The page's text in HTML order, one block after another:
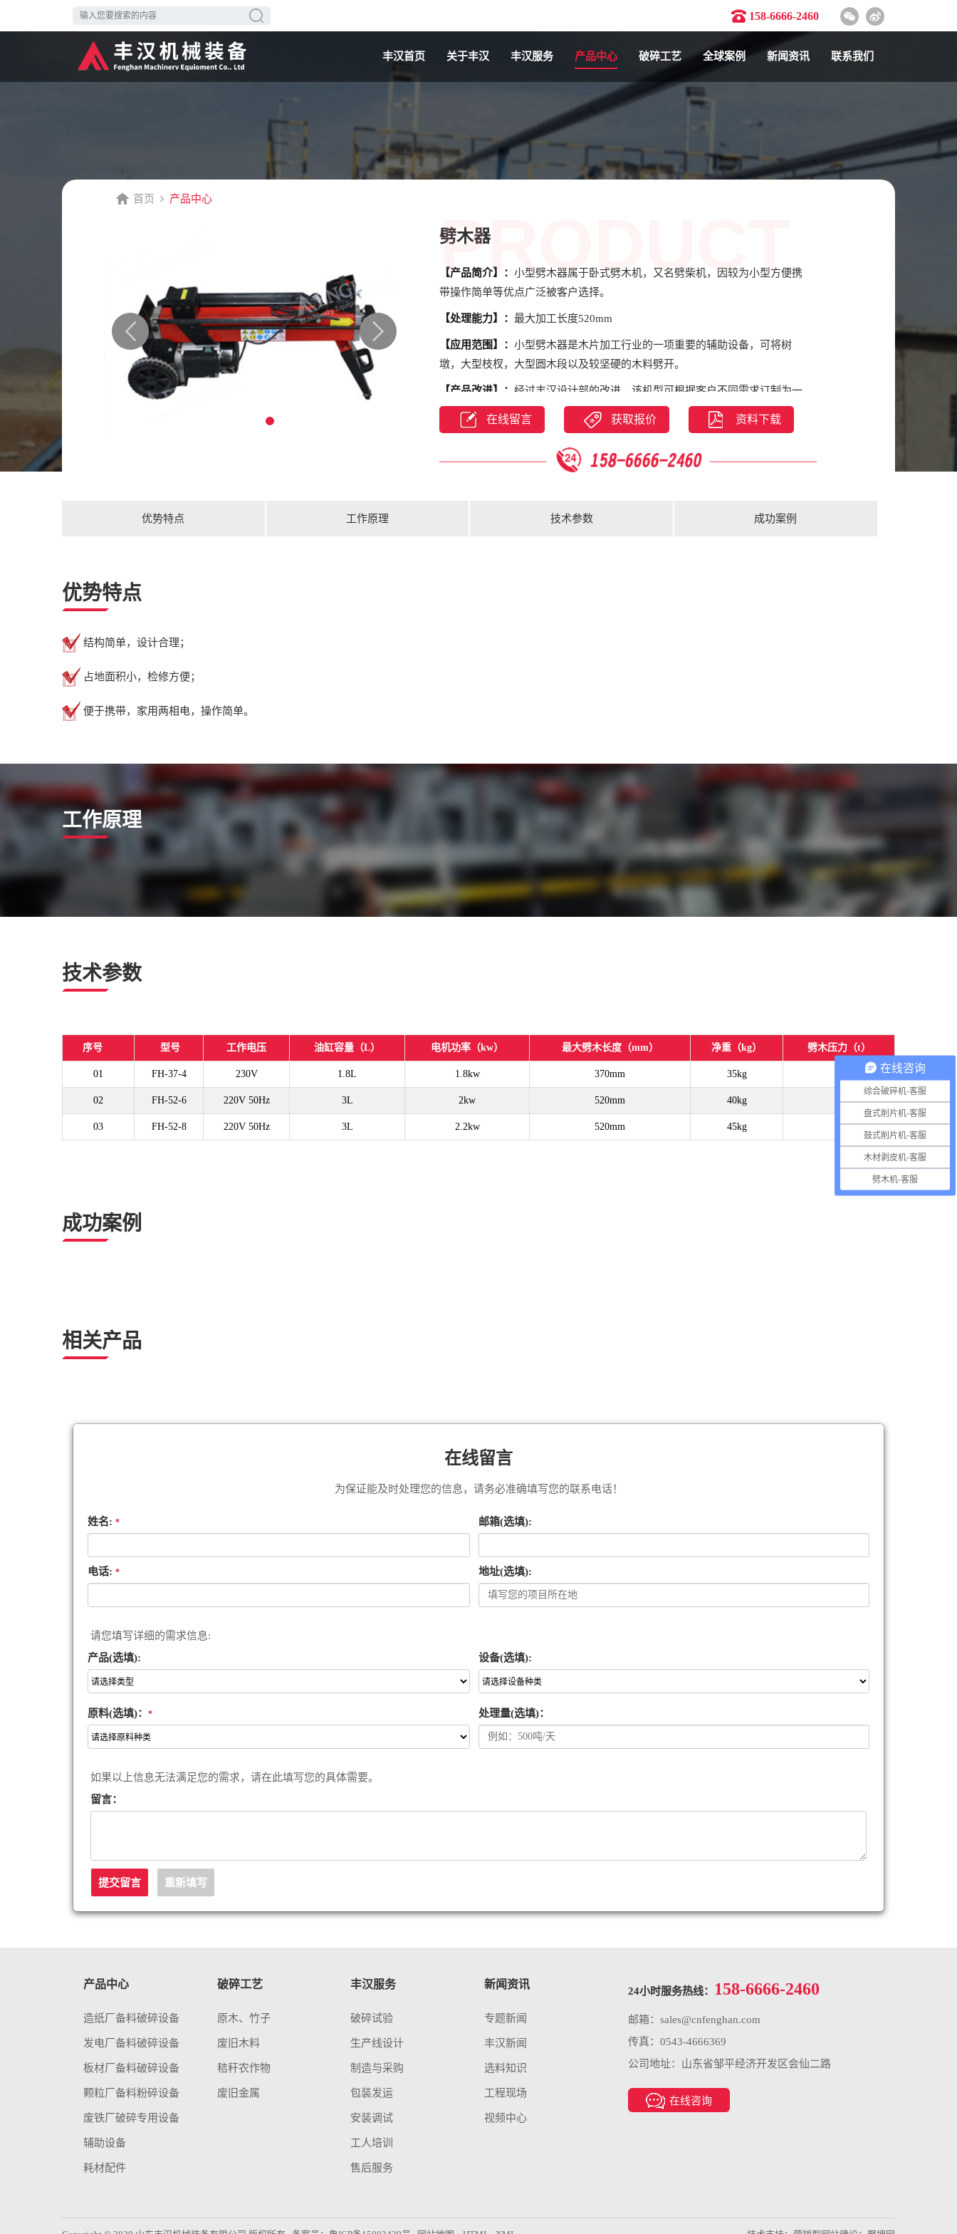
158-6666-2460
丰汉首页 关于丰汉 丰汉服务 产品中心 破碎工艺 全球案例 新闻资讯 联系我们
首页 产品中心
PRODUCT
劈木器
【产品简介】： 小型劈木器属于卧式劈木机，又名劈柴机，因较为小型方便携
带操作简单等优点广泛被客户选择。
【处理能力】： 最大加工长度520mm
【应用范围】： 小型劈木器是木片加工行业的一项重要的辅助设备，可将树
墩，大型枝杈，大型圆木段以及较坚硬的木料劈开。
【产品改进】： 经过丰汉设计部的改进，该机型可根据客户不同需求订制为一
劈二，一劈四等，并可制作牵引移动式机型。
在线留言 获取报价 资料下载
优势特点 工作原理 技术参数 成功案例
优势特点
结构简单，设计合理；
占地面积小，检修方便；
便于携带，家用两相电，操作简单。
工作原理
技术参数
序号 型号 工作电压 油缸容量（L） 电机功率（kw） 最大劈木长度（mm） 净重（kg） 劈木压力（t）
01 FH-37-4 230V 1.8L 1.8kw 370mm 35kg
02 FH-52-6 220V 50Hz 3L 2kw 520mm 40kg 6t
03 FH-52-8 220V 50Hz 3L 2.2kw 520mm 45kg 8t
成功案例
相关产品
在线留言
为保证能及时处理您的信息，请务必准确填写您的联系电话！
姓名: * 邮箱(选填):
电话: * 地址(选填):
请您填写详细的需求信息:
产品(选填):
设备(选填):
原料(选填)： * 处理量(选填)：
如果以上信息无法满足您的需求，请在此填写您的具体需要。
留言：
产品中心
造纸厂备料破碎设备
发电厂备料破碎设备
板材厂备料破碎设备
颗粒厂备料粉碎设备
废铁厂破碎专用设备
辅助设备
耗材配件
破碎工艺
原木、竹子
废旧木料
秸秆农作物
废旧金属
丰汉服务
破碎试验
生产线设计
制造与采购
包装发运
安装调试
工人培训
售后服务
新闻资讯
专题新闻
丰汉新闻
选料知识
工程现场
视频中心
24小时服务热线： 158-6666-2460
邮箱： sales@cnfenghan.com
传真：0543-4666369
公司地址：山东省邹平经济开发区会仙二路
在线咨询
在线咨询
综合破碎机-客服
盘式削片机-客服
鼓式削片机-客服
木材剥皮机-客服
劈木机-客服